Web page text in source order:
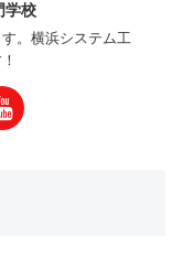
学校
。横浜システム工